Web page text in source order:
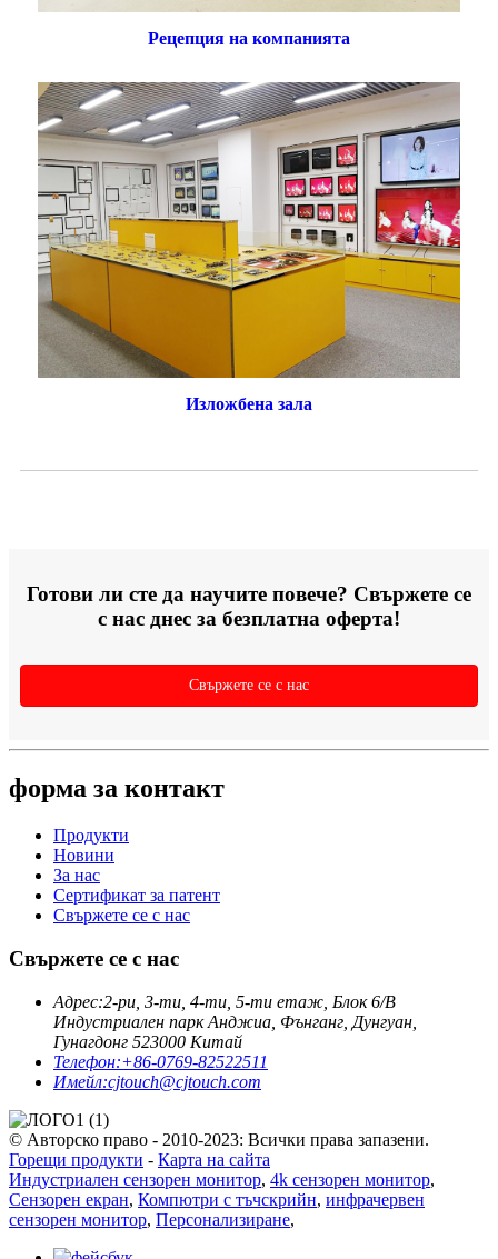
Рецепция на компанията
Изложбена зала
Готови ли сте да научите повече? Свържете се
с нас днес за безплатна оферта!
Свържете се с нас
форма за контакт
Продукти
Новини
За нас
Сертификат за патент
Свържете се с нас
Свържете се с нас
Адрес:2-ри, 3-ти, 4-ти, 5-ти етаж, Блок 6/B
Индустриален парк Анджиа, Фънганг, Дунгуан,
Гунагдонг 523000 Китай
Телефон:+86-0769-82522511
Имейл:cjtouch@cjtouch.com
© Авторско право - 2010-2023: Всички права запазени.
Горещи продукти - Карта на сайта
Индустриален сензорен монитор, 4k сензорен монитор,
Сензорен екран, Компютри с тъчскрийн, инфрачервен
сензорен монитор, Персонализиране,